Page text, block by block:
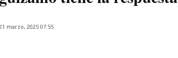
marzo, 2025 07:55